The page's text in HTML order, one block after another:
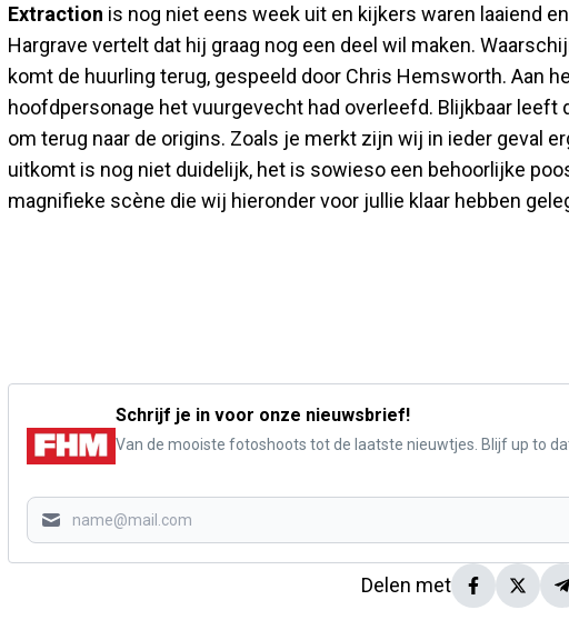
Extraction is nog niet eens week uit en kijkers waren laaiend
Hargrave vertelt dat hij graag nog een deel wil maken.
komt de huurling terug, gespeeld door Chris Hemsworth. Aan
hoofdpersonage het vuurgevecht had overleefd. Blijkbaar
om terug naar de origins. Zoals je merkt zijn wij in ieder geval
uitkomt is nog niet duidelijk, het is sowieso een behoorlijke
magnifieke scène die wij hieronder voor jullie klaar hebben
Schrijf je in voor onze nieuwsbrief!
Van de mooiste fotoshoots tot de laatste nieuwtjes. Blijf up to
Delen met